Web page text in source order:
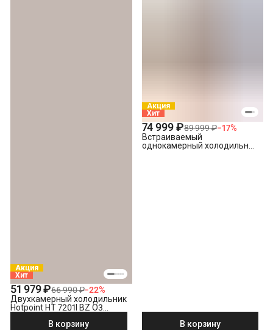
Акция
Хит
51 979 ₽66 990 ₽−22%
Двухкамерный холодильник
Hotpoint HT 7201I BZ O3
В корзину
Акция
Хит
74 999 ₽89 999 ₽−17%
Встраиваемый
однокамерный холодильник
В корзину